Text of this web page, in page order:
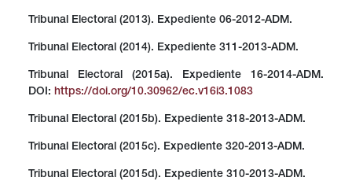
Tribunal Electoral (2013). Expediente 06-2012-ADM.
Tribunal Electoral (2014). Expediente 311-2013-ADM.
Tribunal Electoral (2015a). Expediente 16-2014-ADM.
DOI: https://doi.org/10.30962/ec.v16i3.1083
Tribunal Electoral (2015b). Expediente 318-2013-ADM.
Tribunal Electoral (2015c). Expediente 320-2013-ADM.
Tribunal Electoral (2015d). Expediente 310-2013-ADM.